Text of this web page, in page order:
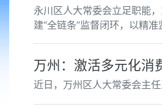
永川区人大常委会立足职能
建“全链条”监督闭环，以精准
万州：激活多元化消
近日，万州区人大常委会主